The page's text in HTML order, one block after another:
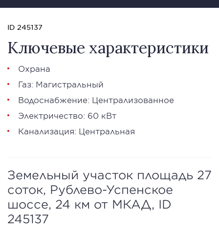
ID 245137
Ключевые характеристики
Охрана
Газ: Магистральный
Водоснабжение: Централизованное
Электричество: 60 кВт
Канализация: Центральная
Земельный участок площадь 27
соток, Рублево-Успенское
шоссе, 24 км от МКАД, ID
245137